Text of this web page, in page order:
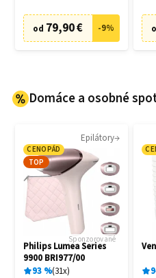
od 79,90 € -9%
Domáce a osobné
Epilátory
CENOPÁD
TOP
Sponzorované
Philips Lumea Series
9900 BRI977/00
93% 31x